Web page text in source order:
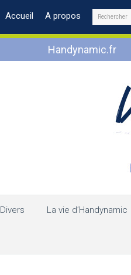
Accueil A propos Rechercher
Handynamic.fr
Divers La vie d’Handynamic